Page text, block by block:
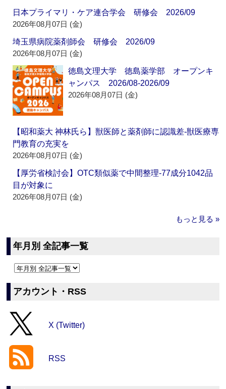
日本プライマリ・ケア連合学会 研修会 2026/09
2026年08月07日 (金)
埼玉県病院薬剤師会 研修会 2026/09
2026年08月07日 (金)
徳島文理大学 徳島薬学部 オープンキ
ャンパス 2026/08-2026/09
2026年08月07日 (金)
【昭和薬大 神林氏ら】獣医師と薬剤師に認識差‐獣医療専
門教育の充実を
2026年08月07日 (金)
【厚労省検討会】OTC類似薬で中間整理‐77成分1042品
目が対象に
2026年08月07日 (金)
もっと見る »
年月別 全記事一覧
アカウント・RSS
X (Twitter)
RSS